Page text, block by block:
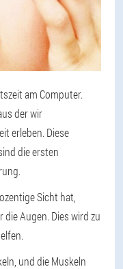
am Computer.
der wir
erleben. Diese
die ersten
Sicht hat,
Augen. Dies wird zu
und die Muskeln